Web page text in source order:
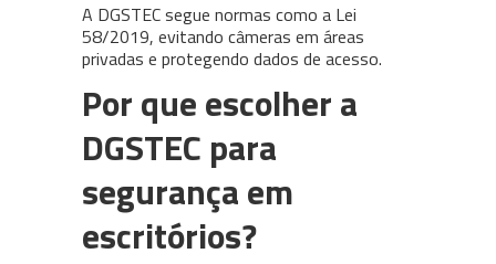
A DGSTEC segue normas como a Lei
58/2019, evitando câmeras em áreas
privadas e protegendo dados de acesso.
Por que escolher a
DGSTEC para
segurança em
escritórios?